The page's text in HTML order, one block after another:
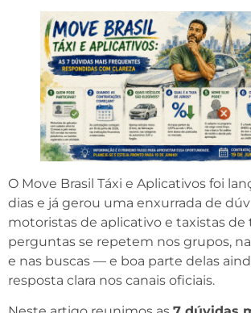
O Move Brasil Táxi e Aplicativos foi
dias e já gerou uma enxurrada de
motoristas de aplicativo e taxistas de
perguntas se repetem nos grupos,
e nas buscas — e boa parte delas
resposta clara nos canais oficiais.